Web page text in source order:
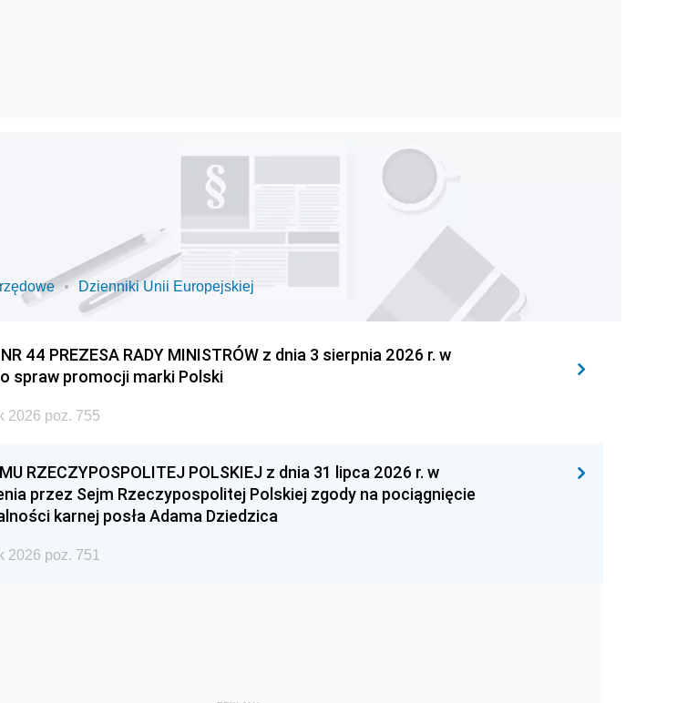
Dzienniki Unii Europejskiej
44 PREZESA RADY MINISTRÓW z dnia 3 sierpnia 2026 r. w
spraw promocji marki Polski
2026 poz. 755
RZECZYPOSPOLITEJ POLSKIEJ z dnia 31 lipca 2026 r. w
przez Sejm Rzeczypospolitej Polskiej zgody na pociągnięcie
karnej posła Adama Dziedzica
2026 poz. 751